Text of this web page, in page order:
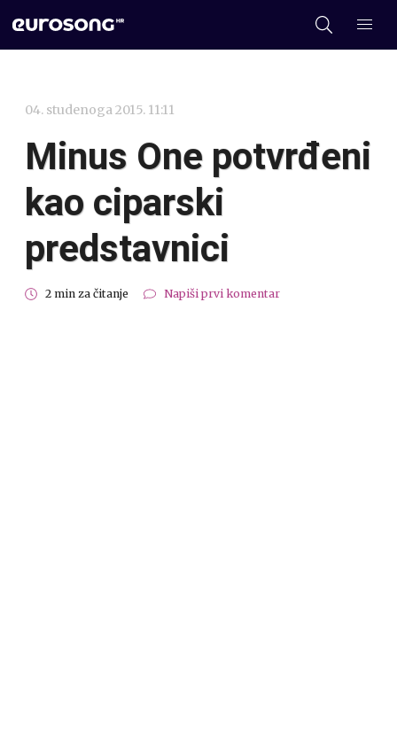
04. studenoga 2015. 11:11
Minus One potvrđeni
kao ciparski
predstavnici
2 min za čitanje Napiši prvi komentar